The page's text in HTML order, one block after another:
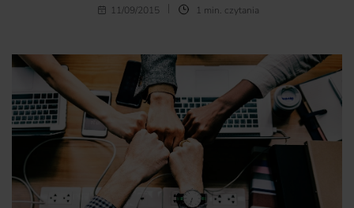
11/09/2015 1 min. czytania